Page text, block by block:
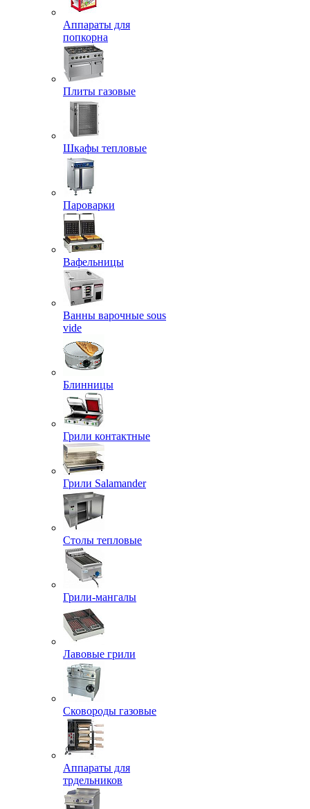
Аппараты для
попкорна
Плиты газовые
Шкафы тепловые
Пароварки
Вафельницы
Ванны варочные sous
vide
Блинницы
Грили контактные
Грили Salamander
Столы тепловые
Грили-мангалы
Лавовые грили
Сковороды газовые
Аппараты для
трдельников